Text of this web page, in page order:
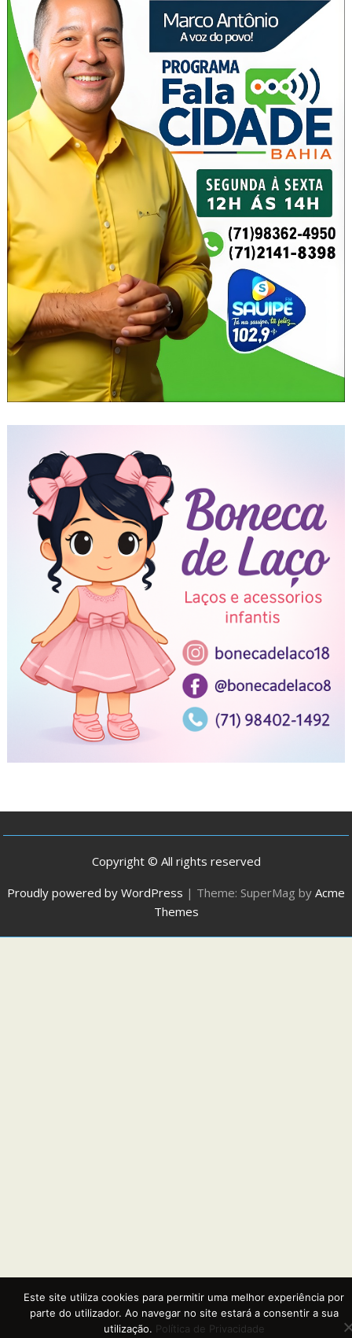
Copyright © All rights reserved
Proudly powered by WordPress | Theme: SuperMag by Acme
Themes
Este site utiliza cookies para permitir uma melhor experiência por
parte do utilizador. Ao navegar no site estará a consentir a sua
utilização. Política de Privacidade